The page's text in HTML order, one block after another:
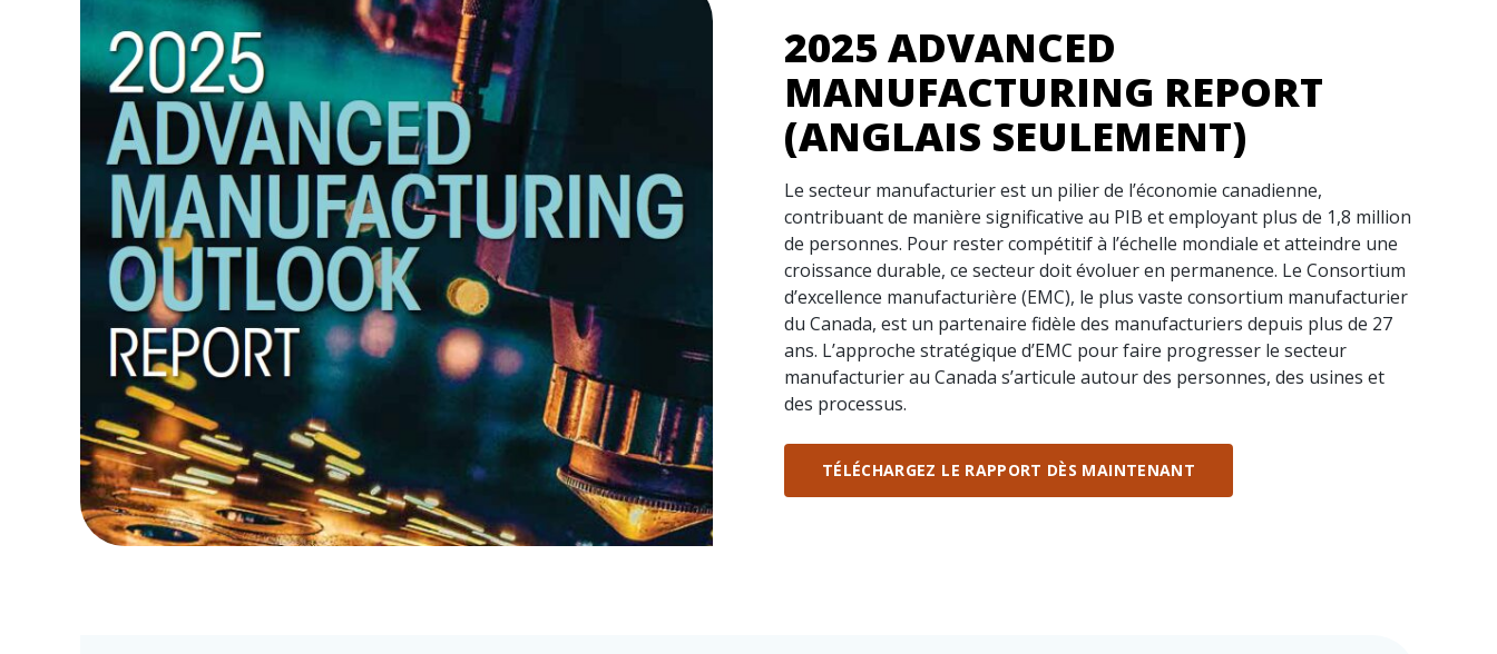
2025 ADVANCED
MANUFACTURING REPORT
(ANGLAIS SEULEMENT)
Le secteur manufacturier est un pilier de l’économie canadienne,
contribuant de manière significative au PIB et employant plus de 1,8 million
de personnes. Pour rester compétitif à l’échelle mondiale et atteindre une
croissance durable, ce secteur doit évoluer en permanence. Le Consortium
d’excellence manufacturière (EMC), le plus vaste consortium manufacturier
du Canada, est un partenaire fidèle des manufacturiers depuis plus de 27
ans. L’approche stratégique d’EMC pour faire progresser le secteur
manufacturier au Canada s’articule autour des personnes, des usines et
des processus.
TÉLÉCHARGEZ LE RAPPORT DÈS MAINTENANT